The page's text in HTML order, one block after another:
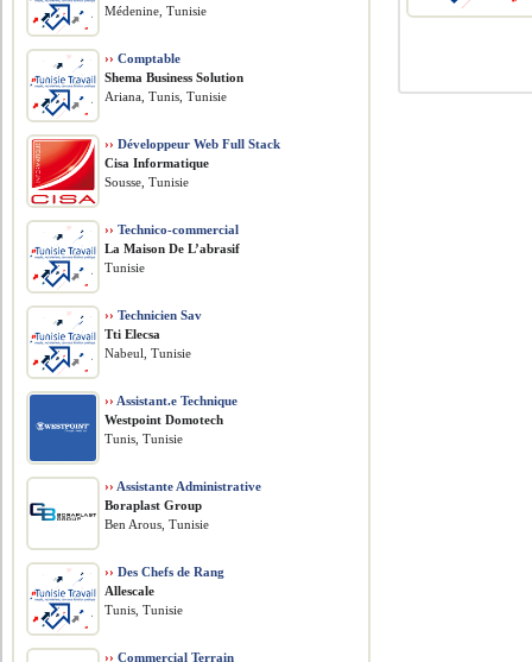
Médenine, Tunisie
›› Comptable
Shema Business Solution
Ariana, Tunis, Tunisie
›› Développeur Web Full Stack
Cisa Informatique
Sousse, Tunisie
›› Technico-commercial
La Maison De L’abrasif
Tunisie
›› Technicien Sav
Tti Elecsa
Nabeul, Tunisie
›› Assistant.e Technique
Westpoint Domotech
Tunis, Tunisie
›› Assistante Administrative
Boraplast Group
Ben Arous, Tunisie
›› Des Chefs de Rang
Allescale
Tunis, Tunisie
›› Commercial Terrain